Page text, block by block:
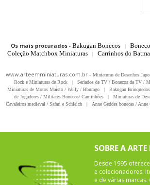
Os mais procurados- Bakugan Bonecos |
Coleção Matchbox Miniaturas
| Carrinhos do
www.arteemminiaturas.com.br - Miniaturas de Desenhos
Rock e Miniaturas de Rock
| Seriados de TV / Bonecos da TV /
Miniaturas de Motos Maisto / Welly / Bburago
| Bakugan
de Jogadores / Militares Bonecos/ Caminhões
|
Miniaturas de
Cavaleiros medieval / Safari e Schleich
| Anne Geddes bonecas / Anne
SOBRE A
Desde 1995
e colecionadores.
e de várias